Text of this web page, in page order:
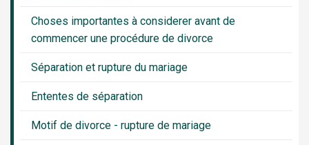
Choses importantes à considerer avant de
commencer une procédure de divorce
Séparation et rupture du mariage
Ententes de séparation
Motif de divorce - rupture de mariage